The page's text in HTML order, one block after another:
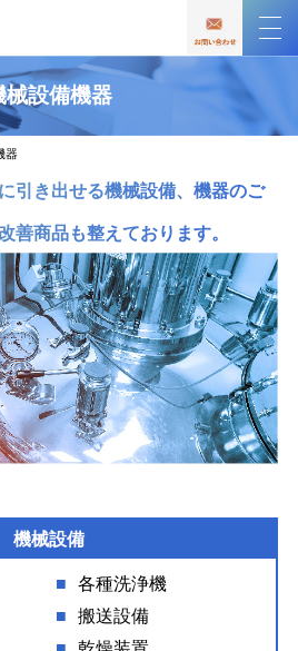
械設備機器
器
引き出せる機械設備、機器のご
善商品も整えております。
機械設備
各種洗浄機
搬送設備